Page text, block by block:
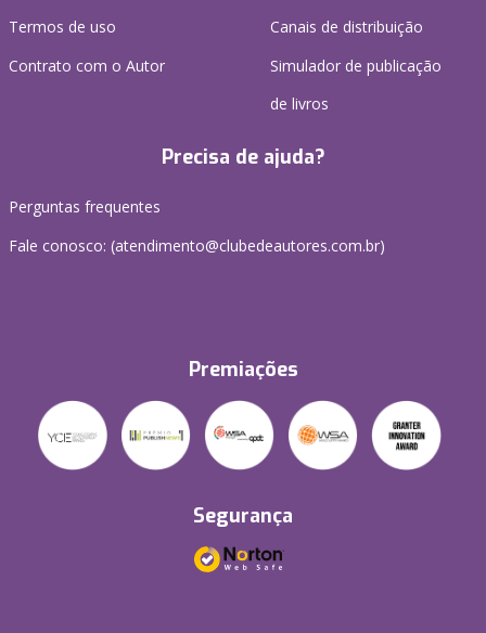
Termos de uso
Contrato com o Autor
Canais de distribuição
Simulador de publicação
de livros
Precisa de ajuda?
Perguntas frequentes
Fale conosco: (atendimento@clubedeautores.com.br)
Premiações
Segurança